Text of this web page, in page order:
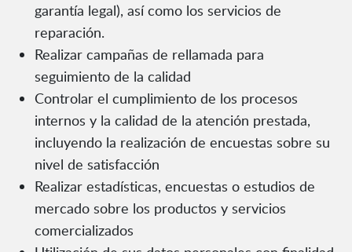
garantía legal), así como los servicios de
reparación.
Realizar campañas de rellamada para
seguimiento de la calidad
Controlar el cumplimiento de los procesos
internos y la calidad de la atención prestada,
incluyendo la realización de encuestas sobre su
nivel de satisfacción
Realizar estadísticas, encuestas o estudios de
mercado sobre los productos y servicios
comercializados